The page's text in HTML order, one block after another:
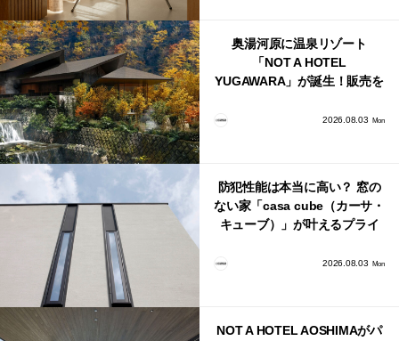
奥湯河原に温泉リゾート
「NOT A HOTEL
YUGAWARA」が誕生！販売を
2026.08.03 Mon
防犯性能は本当に高い？ 窓の
ない家「casa cube（カーサ・
キューブ）」が叶えるプライ
2026.08.03 Mon
NOT A HOTEL AOSHIMAがパ